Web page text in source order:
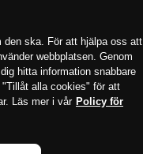
den ska. För att hjälpa oss att
webbplatsen. Genom
hitta information snabbare
"Tillåt alla cookies" för att
Läs mer i vår Policy för